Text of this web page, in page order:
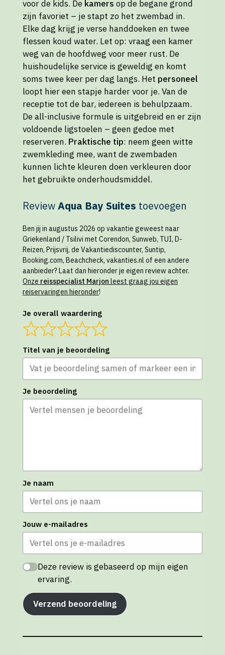
voor de kids. De kamers op de begane grond
zijn favoriet – je stapt zo het zwembad in.
Elke dag krijg je verse handdoeken en twee
flessen koud water. Let op: vraag een kamer
weg van de hoofdweg voor meer rust. De
huishoudelijke service is geweldig en komt
soms twee keer per dag langs. Het personeel
loopt hier een stapje harder voor je. Van de
receptie tot de bar, iedereen is behulpzaam.
De all-inclusive formule is uitgebreid en er zijn
voldoende ligstoelen – geen gedoe met
reserveren. Praktische tip: neem geen witte
zwemkleding mee, want de zwembaden
kunnen lichte kleuren doen verkleuren door
het gebruikte onderhoudsmiddel.
ReviewAqua Bay Suites toevoegen
Ben jij in augustus 2026 op vakantie geweest naar
Griekenland / Tsilivi met Corendon, Sunweb, TUI, D-
Reizen, Prijsvrij, de Vakantiediscounter, Suntip,
Booking.com, Beachcheck, vakanties.nl of een andere
aanbieder? Laat dan hieronder je eigen review achter.
Onze reisspecialist Marjon leest graag jou eigen
reiservaringen hieronder!
Je overall waardering
Titel van je beoordeling
Je beoordeling
Je naam
Jouw e-mailadres
Deze review is gebaseerd op mijn eigen
ervaring.
Verzend beoordeling